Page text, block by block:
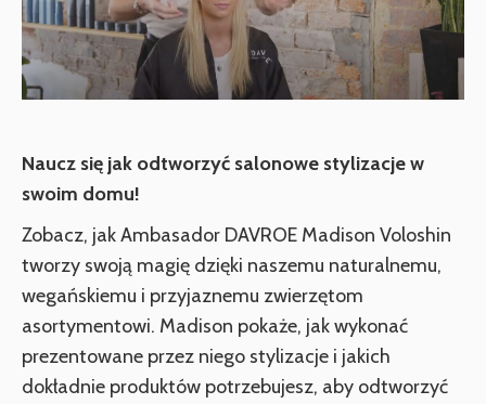
Naucz się jak odtworzyć salonowe stylizacje w
swoim domu!
Zobacz, jak Ambasador DAVROE Madison Voloshin
tworzy swoją magię dzięki naszemu naturalnemu,
wegańskiemu i przyjaznemu zwierzętom
asortymentowi. Madison pokaże, jak wykonać
prezentowane przez niego stylizacje i jakich
dokładnie produktów potrzebujesz, aby odtworzyć